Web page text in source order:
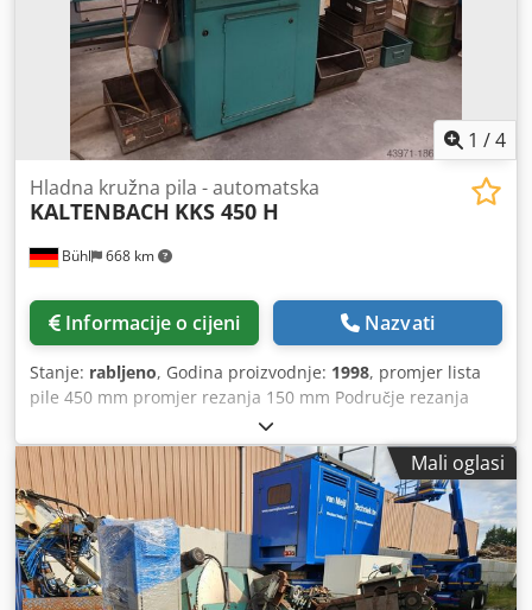
serijski rad Svaki stroj iz naše ponude prije isporuke
prolazi tehnički pregled i provjeru funkcionalnosti. Stroj se
isporučuje potpuno ispravan i spreman za rad.
Kontaktirajte nas za dodatne informacije, detalje o cijeni ili
dogovor oko termina za razgledavanje.
1 /4
Bühl 668 km
Hladna kružna pila - automatska
KALTENBACH KKS 450 H
Informacije o cijeni Nazvati
Stanje: rabljeno, Godina proizvodnje: 1998, promjer lista
pile 450 mm promjer rezanja 150 mm Područje rezanja
pod 90 stupnjeva: ravno 330 x 40 mm Raspon rezanja na
45 stupnjeva: oko 140 mm Crjdev Hth Aspfx Aczof Područje
rezanja na 45 stupnjeva: ravno 250 x 40 mm Brzina rezanja
10 - 70 m/min posmak lista pile 0 - 1000 mm/min motor
pile 1,7 / 2,6 kW Težina stroja cca 1,1 t Pribor: rabljeno List
pile 450 mmø, hvataljka za dovod materijala M 45 NC za
automatski Rad, dovodni valjkasti transporter 7000 mm,
ispusni valjkasti transporter 4000 mm, rashladni sustav
Mali oglasi